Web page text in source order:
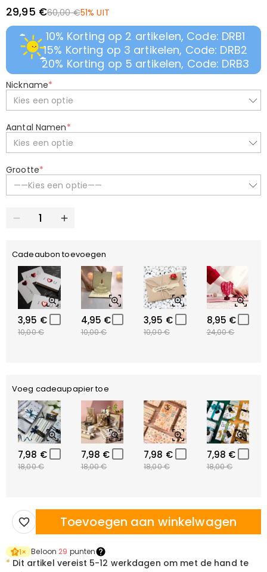
29,95 €60,00 €51% UIT
10% Korting op 2 artikelen, Code: DRB1
15% Korting op 3 artikelen, Code: DRB2
20% Korting op 5 artikelen, Code: DRB3
Nickname*
Kies een optie
Aantal Namen*
Kies een optie
Grootte*
——Kies een optie——
Cadeaubon toevoegen
3,95 €
10,00 €
4,95 €
10,00 €
3,95 €
10,00 €
8,95 €
24,00 €
Voeg cadeaupapier toe
7,98 €
18,00 €
7,98 €
18,00 €
7,98 €
18,00 €
7,98 €
18,00 €
Toevoegen aan winkelwagen
1× Beloon 29 punten
* Dit artikel vereist 5-12 werkdagen om met de hand te